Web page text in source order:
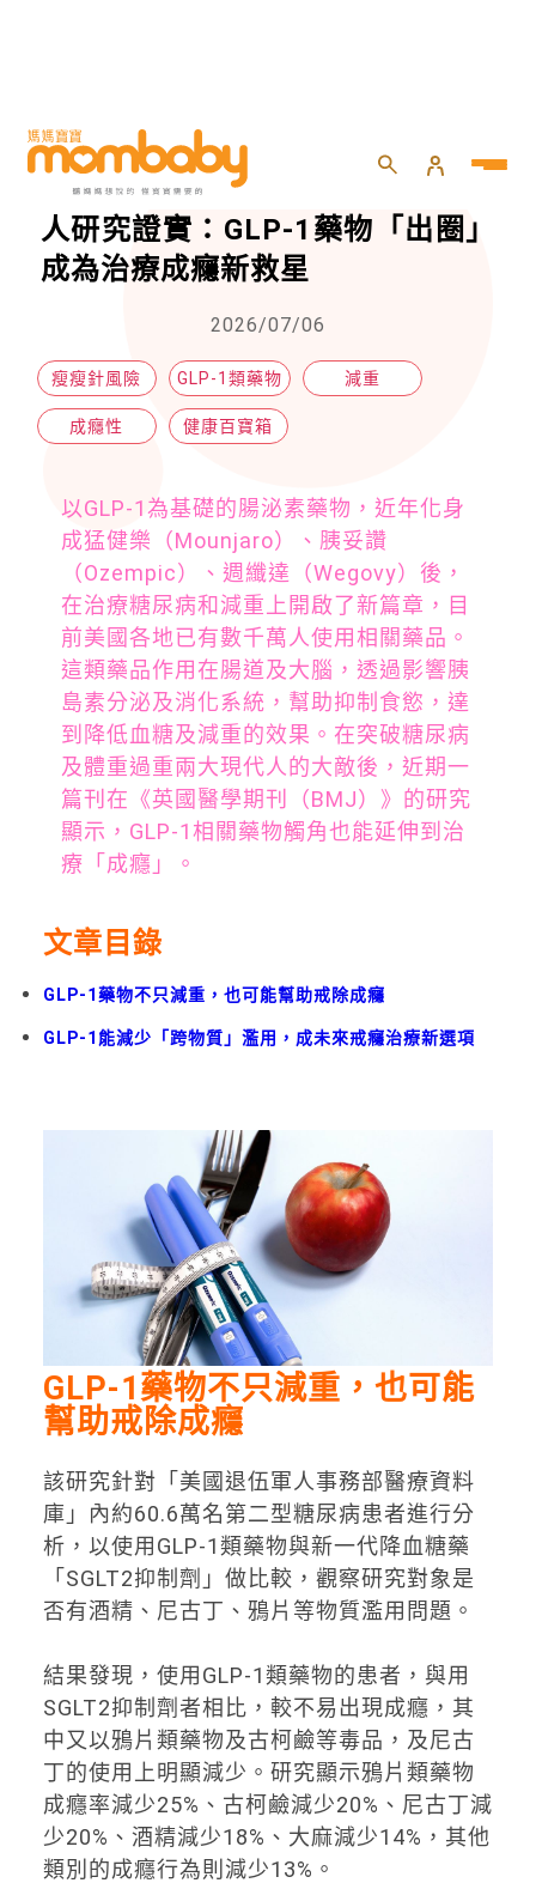
HOME 親子 健康百寶箱
打一針瘦瘦針，也能戒菸酒？60萬
人研究證實：GLP-1藥物「出圈」
成為治療成癮新救星
2026/07/06
瘦瘦針風險 GLP-1類藥物 減重
成癮性 健康百寶箱
以GLP-1為基礎的腸泌素藥物，近年化身
成猛健樂（Mounjaro）、胰妥讚
（Ozempic）、週纖達（Wegovy）後，
在治療糖尿病和減重上開啟了新篇章，目
前美國各地已有數千萬人使用相關藥品。
這類藥品作用在腸道及大腦，透過影響胰
島素分泌及消化系統，幫助抑制食慾，達
到降低血糖及減重的效果。在突破糖尿病
及體重過重兩大現代人的大敵後，近期一
篇刊在《英國醫學期刊（BMJ）》的研究
顯示，GLP-1相關藥物觸角也能延伸到治
療「成癮」。
文章目錄
GLP-1藥物不只減重，也可能幫助戒除成癮
GLP-1能減少「跨物質」濫用，成未來戒癮治療新選項
GLP-1藥物不只減重，也可能
幫助戒除成癮
該研究針對「美國退伍軍人事務部醫療資料
庫」內約60.6萬名第二型糖尿病患者進行分
析，以使用GLP-1類藥物與新一代降血糖藥
「SGLT2抑制劑」做比較，觀察研究對象是
否有酒精、尼古丁、鴉片等物質濫用問題。
結果發現，使用GLP-1類藥物的患者，與用
SGLT2抑制劑者相比，較不易出現成癮，其
中又以鴉片類藥物及古柯鹼等毒品，及尼古
丁的使用上明顯減少。研究顯示鴉片類藥物
成癮率減少25%、古柯鹼減少20%、尼古丁減
少20%、酒精減少18%、大麻減少14%，其他
類別的成癮行為則減少13%。